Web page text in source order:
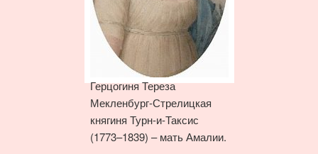
Герцогиня Тереза
Мекленбург-Стрелицкая
княгиня Турн-и-Таксис
(1773–1839) – мать Амалии.